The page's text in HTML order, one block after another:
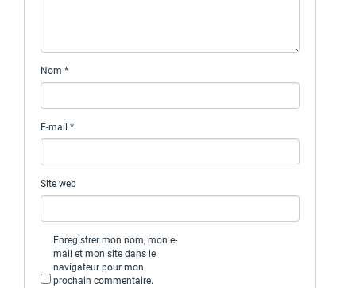
Nom *
E-mail *
Site web
Enregistrer mon nom, mon e-
mail et mon site dans le
navigateur pour mon
prochain commentaire.